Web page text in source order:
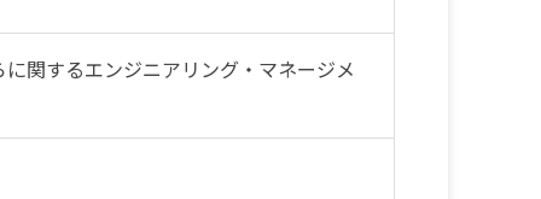
関するエンジニアリング・マネージメ